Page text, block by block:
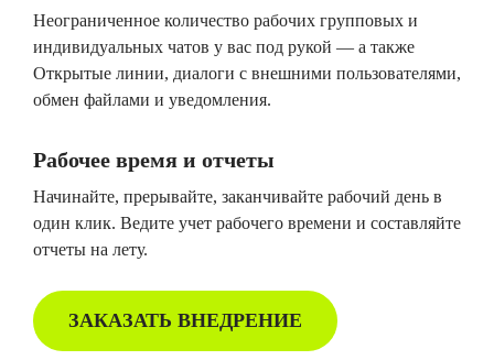
Неограниченное количество рабочих групповых и
индивидуальных чатов у вас под рукой — а также
Открытые линии, диалоги с внешними пользователями,
обмен файлами и уведомления.
Рабочее время и отчеты
Начинайте, прерывайте, заканчивайте рабочий день в
один клик. Ведите учет рабочего времени и составляйте
отчеты на лету.
ЗАКАЗАТЬ ВНЕДРЕНИЕ